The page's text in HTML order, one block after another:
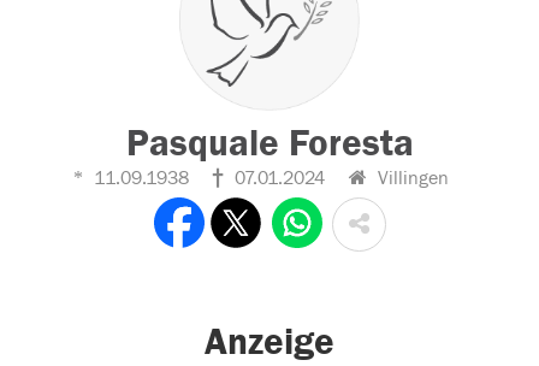
Pasquale Foresta
11.09.1938 07.01.2024 Villingen
Anzeige